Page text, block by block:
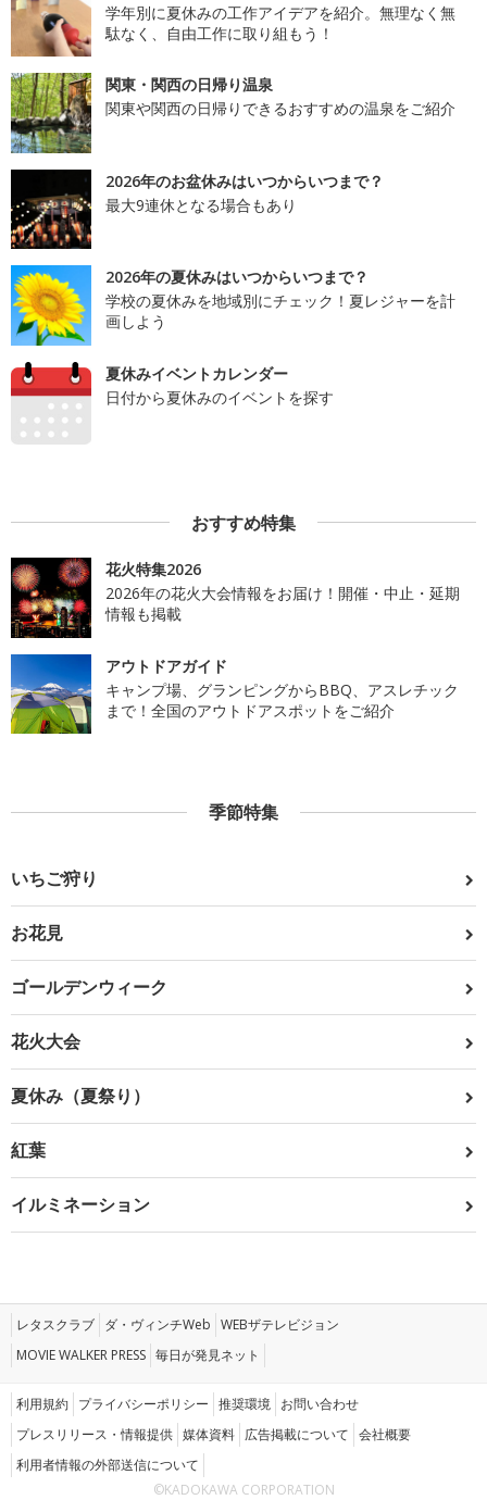
学年別に夏休みの工作アイデアを紹介。無理なく無
駄なく、自由工作に取り組もう！
関東・関西の日帰り温泉
関東や関西の日帰りできるおすすめの温泉をご紹介
2026年のお盆休みはいつからいつまで？
最大9連休となる場合もあり
2026年の夏休みはいつからいつまで？
学校の夏休みを地域別にチェック！夏レジャーを計
画しよう
夏休みイベントカレンダー
日付から夏休みのイベントを探す
おすすめ特集
花火特集2026
2026年の花火大会情報をお届け！開催・中止・延期
情報も掲載
アウトドアガイド
キャンプ場、グランピングからBBQ、アスレチック
まで！全国のアウトドアスポットをご紹介
季節特集
いちご狩り
お花見
ゴールデンウィーク
花火大会
夏休み（夏祭り）
紅葉
イルミネーション
レタスクラブ ダ・ヴィンチWeb WEBザテレビジョン
MOVIE WALKER PRESS 毎日が発見ネット
利用規約 プライバシーポリシー 推奨環境 お問い合わせ
プレスリリース・情報提供 媒体資料 広告掲載について 会社概要
利用者情報の外部送信について
©KADOKAWA CORPORATION